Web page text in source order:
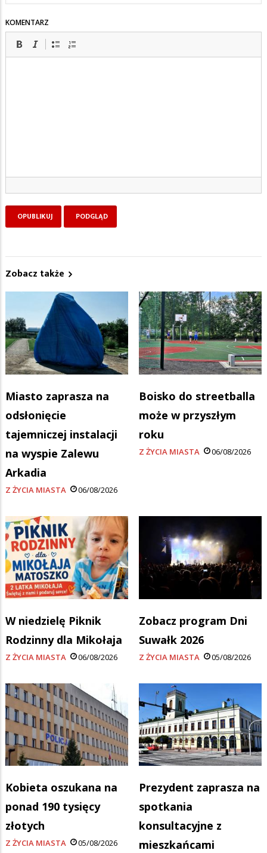
KOMENTARZ
Zobacz także
Miasto zaprasza na
odsłonięcie
tajemniczej instalacji
na wyspie Zalewu
Arkadia
Z ŻYCIA MIASTA 06/08/2026
Boisko do streetballa
może w przyszłym
roku
Z ŻYCIA MIASTA 06/08/2026
W niedzielę Piknik
Rodzinny dla Mikołaja
Z ŻYCIA MIASTA 06/08/2026
Zobacz program Dni
Suwałk 2026
Z ŻYCIA MIASTA 05/08/2026
Kobieta oszukana na
ponad 190 tysięcy
złotych
Z ŻYCIA MIASTA 05/08/2026
Prezydent zaprasza na
spotkania
konsultacyjne z
mieszkańcami